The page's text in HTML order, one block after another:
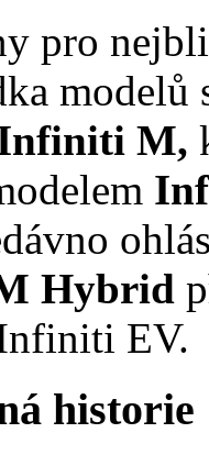
pro
modelů
Infiniti M,
Hybrid
EV.
historie